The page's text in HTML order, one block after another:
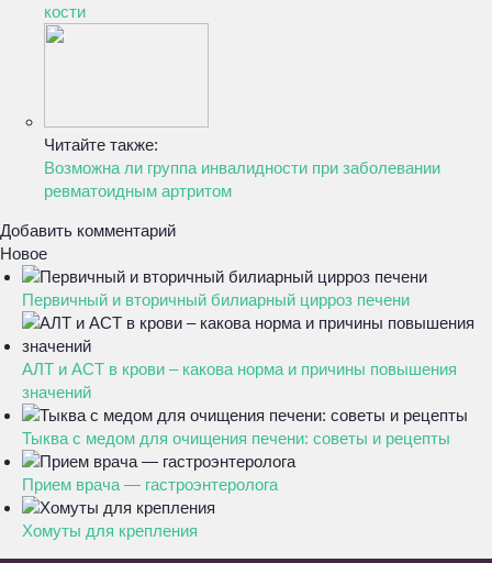
кости
Читайте также:
Возможна ли группа инвалидности при заболевании
ревматоидным артритом
Добавить комментарий
Новое
Первичный и вторичный билиарный цирроз печени
АЛТ и АСТ в крови – какова норма и причины повышения
значений
Тыква с медом для очищения печени: советы и рецепты
Прием врача — гастроэнтеролога
Хомуты для крепления